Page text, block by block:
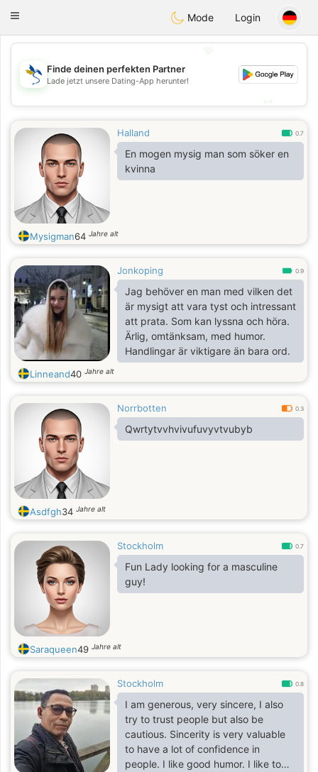
SvenskaDating
Toggle
Mode Login
💖
💕
Finde deinen perfekten Partner
Lade jetzt unsere Dating-App herunter!
Halland 0.7
En mogen mysig man som söker en
kvinna
Mysigman64 Jahre alt
Jonkoping 0.9
Jag behöver en man med vilken det
är mysigt att vara tyst och intressant
att prata. Som kan lyssna och höra.
Ärlig, omtänksam, med humor.
Handlingar är viktigare än bara ord.
Linneand40 Jahre alt
Norrbotten 0.3
Qwrtytvvhvivufuvyvtvubyb
Asdfgh34 Jahre alt
Stockholm 0.7
Fun Lady looking for a masculine
guy!
Saraqueen49 Jahre alt
Stockholm 0.8
I am generous, very sincere, I also
try to trust people but also be
cautious. Sincerity is very valuable
to have a lot of confidence in
people. I like good humor. I like to